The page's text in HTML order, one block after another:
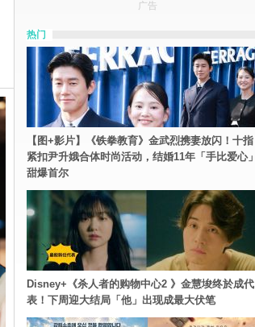
广告
热门
【图+影片】《铁拳教育》金武烈携妻放闪！十指
紧扣尹升娥合体时尚活动，结婚11年「手比爱心」
甜爆首尔
Disney+《杀人者的购物中心2 》金慧埈终於成代
表！下周迎大结局「他」出现成最大伏笔